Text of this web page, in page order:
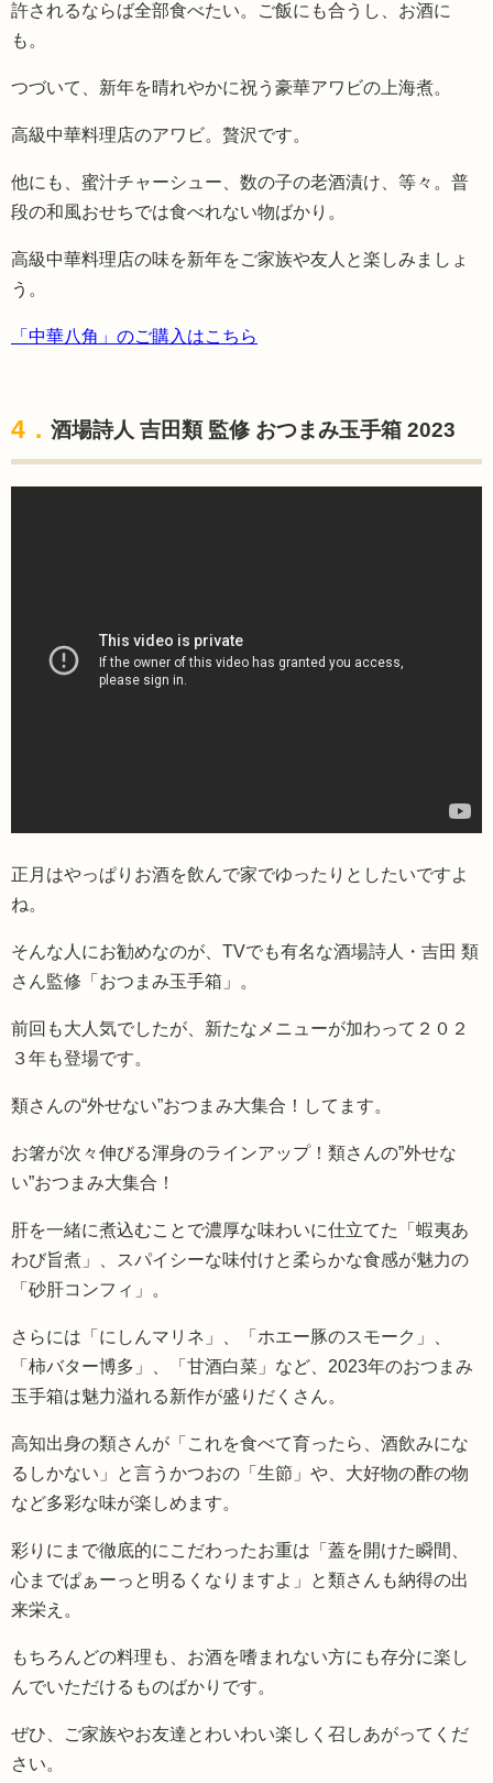
許されるならば全部食べたい。ご飯にも合うし、お酒に
も。
つづいて、新年を晴れやかに祝う豪華アワビの上海煮。
高級中華料理店のアワビ。贅沢です。
他にも、蜜汁チャーシュー、数の子の老酒漬け、等々。普
段の和風おせちでは食べれない物ばかり。
高級中華料理店の味を新年をご家族や友人と楽しみましょ
う。
「中華八角」のご購入はこちら
4． 酒場詩人 吉田類 監修 おつまみ玉手箱 2023
正月はやっぱりお酒を飲んで家でゆったりとしたいですよ
ね。
そんな人にお勧めなのが、TVでも有名な酒場詩人・吉田 類
さん監修「おつまみ玉手箱」。
前回も大人気でしたが、新たなメニューが加わって２０２
３年も登場です。
類さんの“外せない”おつまみ大集合！してます。
お箸が次々伸びる渾身のラインアップ！類さんの”外せな
い”おつまみ大集合！
肝を一緒に煮込むことで濃厚な味わいに仕立てた「蝦夷あ
わび旨煮」、スパイシーな味付けと柔らかな食感が魅力の
「砂肝コンフィ」。
さらには「にしんマリネ」、「ホエー豚のスモーク」、
「柿バター博多」、「甘酒白菜」など、2023年のおつまみ
玉手箱は魅力溢れる新作が盛りだくさん。
高知出身の類さんが「これを食べて育ったら、酒飲みにな
るしかない」と言うかつおの「生節」や、大好物の酢の物
など多彩な味が楽しめます。
彩りにまで徹底的にこだわったお重は「蓋を開けた瞬間、
心までぱぁーっと明るくなりますよ」と類さんも納得の出
来栄え。
もちろんどの料理も、お酒を嗜まれない方にも存分に楽し
んでいただけるものばかりです。
ぜひ、ご家族やお友達とわいわい楽しく召しあがってくだ
さい。